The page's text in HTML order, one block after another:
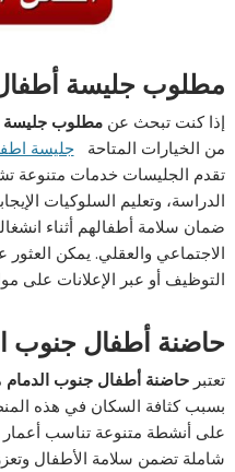
مطلوب جليسة
إذا كنت تبحث عنمطلوب جليسة
من الخيارات المتاحةجليسة
تقدم الجليسات خدمات متنوعة
الدراسة، وتعليم السلوكيات
ضمان سلامة أطفالهم أثناء
الاجتماعي والعقلي. يمكن
التوظيف أو عبر الإعلانات على
حاضنة أطفال جنوب
تعتبرحاضنة أطفال جنوب الدمام
بسبب كثافة السكان في هذه
على أنشطة متنوعة تناسب أعمار
شاملة تضمن سلامة الأطفال